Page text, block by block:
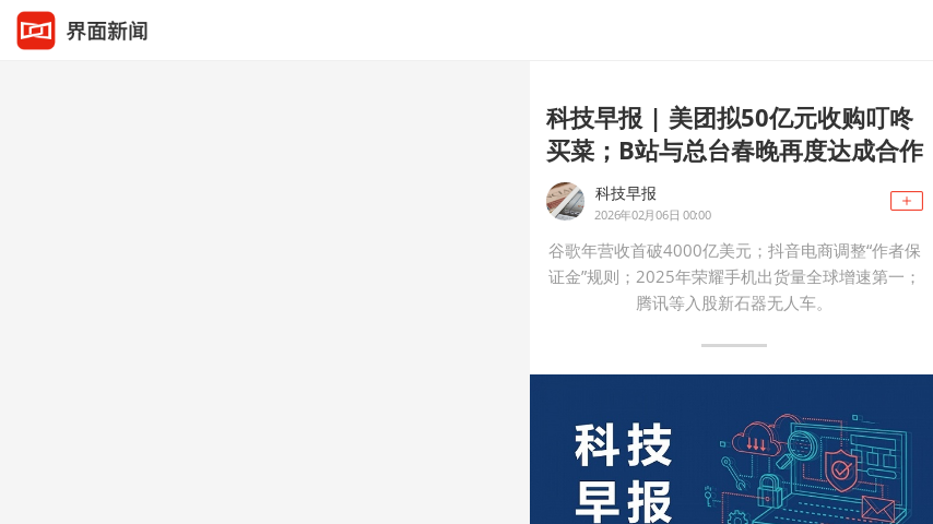
科技早报 | 美团拟50亿元收购叮咚
买菜；B站与总台春晚再度达成合作
科技早报
2026年02月06日 00:00
谷歌年营收首破4000亿美元；抖音电商调整“作者保
证金”规则；2025年荣耀手机出货量全球增速第一；
腾讯等入股新石器无人车。